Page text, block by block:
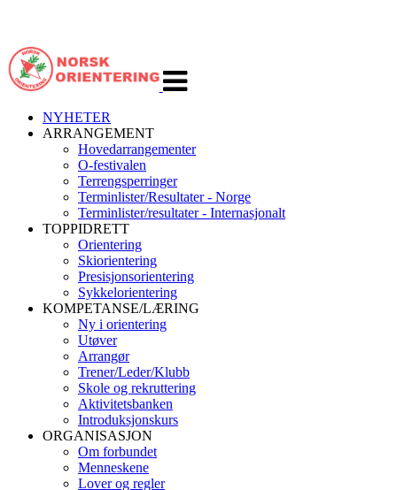
navigasjon
NYHETER
ARRANGEMENT
Hovedarrangementer
O-festivalen
Terrengsperringer
Terminlister/Resultater - Norge
Terminlister/resultater - Internasjonalt
TOPPIDRETT
Orientering
Skiorientering
Presisjonsorientering
Sykkelorientering
KOMPETANSE/LÆRING
Ny i orientering
Utøver
Arrangør
Trener/Leder/Klubb
Skole og rekruttering
Aktivitetsbanken
Introduksjonskurs
ORGANISASJON
Om forbundet
Menneskene
Lover og regler